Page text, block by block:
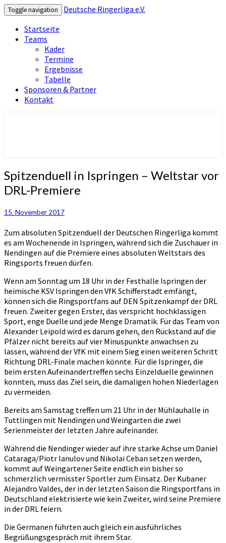
Toggle navigation
Deutsche Ringerliga e.V.
Startseite
Teams
Kader
Termine
Ergebnisse
Tabelle
Sponsoren & Partner
Kontakt
Spitzenduell
in
Ispringen
Weltstar
DRL-
Premiere
Spitzenduell in Ispringen – Weltstar vor
DRL-Premiere
15. November 2017
Zum absoluten Spitzenduell der Deutschen Ringerliga kommt
es am Wochenende in Ispringen, während sich die Zuschauer in
Nendingen auf die Premiere eines absoluten Weltstars des
Ringsports freuen dürfen.
Wenn am Sonntag um 18 Uhr in der Festhalle Ispringen der
heimische KSV Ispringen den VfK Schifferstadt emfängt,
können sich die Ringsportfans auf DEN Spitzenkampf der DRL
freuen. Zweiter gegen Erster, das verspricht hochklassigen
Sport, enge Duelle und jede Menge Dramatik. Für das Team von
Alexander Leipold wird es darum gehen, den Rückstand auf die
Pfälzer nicht bereits auf vier Minuspunkte anwachsen zu
lassen, während der VfK mit einem Sieg einen weiteren Schritt
Richtung DRL-Finale machen könnte. Für die Ispringer, die
beim ersten Aufeinandertreffen sechs Einzelduelle gewinnen
konnten, muss das Ziel sein, die damaligen hohen Niederlagen
zu vermeiden.
Bereits am Samstag treffen um 21 Uhr in der Mühlauhalle in
Tuttlingen mit Nendingen und Weingarten die zwei
Serienmeister der letzten Jahre aufeinander.
Während die Nendinger wieder auf ihre starke Achse um Daniel
Cataraga/Piotr Ianulov und Nikolai Ceban setzen werden,
kommt auf Weingartener Seite endlich ein bisher so
schmerzlich vermisster Sportler zum Einsatz. Der Kubaner
Alejandro Valdes, der in der letzten Saison die Ringsportfans in
Deutschland elektrisierte wie kein Zweiter, wird seine Premiere
in der DRL feiern.
Die Germanen führten auch gleich ein ausführliches
Begrüßungsgespräch mit ihrem Star.